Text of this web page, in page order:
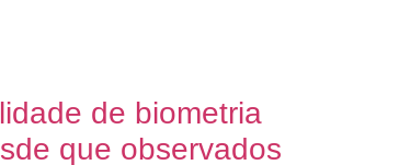
de biometria
que observados